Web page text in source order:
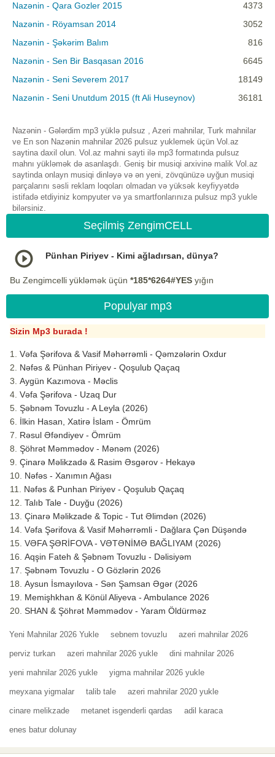
Nazənin - Qara Gozler 2015
4373
Nazənin - Röyamsan 2014
3052
Nazənin - Şəkərim Balım
816
Nazənin - Sen Bir Basqasan 2016
6645
Nazənin - Seni Severem 2017
18149
Nazənin - Seni Unutdum 2015 (ft Ali Huseynov)
36181
Nazənin - Gələrdim mp3 yüklə pulsuz , Azeri mahnilar, Turk mahnilar
ve En son Nazənin mahnilar 2026 pulsuz yuklemek üçün Vol.az
saytina daxil olun. Vol.az mahni sayti ilə mp3 formatında pulsuz
mahnı yükləmək də asanlaşdı. Geniş bir musiqi arxivinə malik Vol.az
saytinda onlayn musiqi dinləyə və ən yeni, zövqünüzə uyğun musiqi
parçalarını səsli reklam loqoları olmadan və yüksək keyfiyyətdə
istifadə etdiyiniz kompyuter və ya smartfonlarınıza pulsuz mp3 yukle
bilərsiniz.
Seçilmiş ZengimCELL
Pünhan Piriyev - Kimi ağladırsan, dünya?
Bu Zengimcelli yükləmək üçün *185*6264#YES yığın
Populyar mp3
Sizin Mp3 burada !
Vəfa Şərifova & Vasif Məhərrəmli - Qəmzələrin Oxdur
Nəfəs & Pünhan Piriyev - Qoşulub Qaçaq
Aygün Kazımova - Məclis
Vəfa Şərifova - Uzaq Dur
Şəbnəm Tovuzlu - A Leyla (2026)
İlkin Hasan, Xatirə İslam - Ömrüm
Rəsul Əfəndiyev - Ömrüm
Şöhrət Məmmədov - Mənəm (2026)
Çinarə Məlikzadə & Rasim Əsgərov - Hekayə
Nəfəs - Xanımın Ağası
Nəfəs & Punhan Piriyev - Qoşulub Qaçaq
Talıb Tale - Duyğu (2026)
Çinarə Məlikzade & Topic - Tut Əlimdən (2026)
Vəfa Şərifova & Vasif Məhərrəmli - Dağlara Çən Düşəndə
VƏFA ŞƏRİFOVA - VƏTƏNİMƏ BAĞLIYAM (2026)
Aqşin Fateh & Şəbnəm Tovuzlu - Dəlisiyəm
Şəbnəm Tovuzlu - O Gözlərin 2026
Aysun İsmayılova - Sən Şamsan Əgər (2026
Memişhkhan & Könül Aliyeva - Ambulance 2026
SHAN & Şöhrət Məmmədov - Yaram Öldürməz
Yeni Mahnilar 2026 Yukle sebnem tovuzlu azeri mahnilar 2026
perviz turkan azeri mahnilar 2026 yukle dini mahnilar 2026
yeni mahnilar 2026 yukle yigma mahnilar 2026 yukle
meyxana yigmalar talib tale azeri mahnilar 2020 yukle
cinare melikzade metanet isgenderli qardas adil karaca
enes batur dolunay